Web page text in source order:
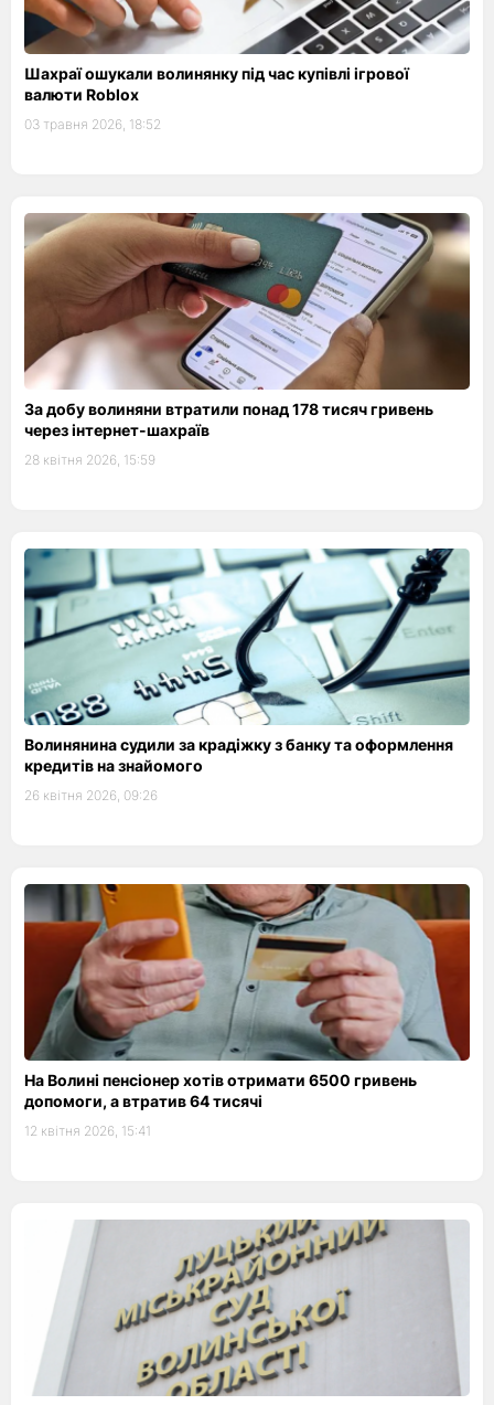
Шахраї ошукали волинянку під час купівлі ігрової
валюти Roblox
03 травня 2026, 18:52
За добу волиняни втратили понад 178 тисяч гривень
через інтернет-шахраїв
28 квітня 2026, 15:59
Волинянина судили за крадіжку з банку та оформлення
кредитів на знайомого
26 квітня 2026, 09:26
На Волині пенсіонер хотів отримати 6500 гривень
допомоги, а втратив 64 тисячі
12 квітня 2026, 15:41